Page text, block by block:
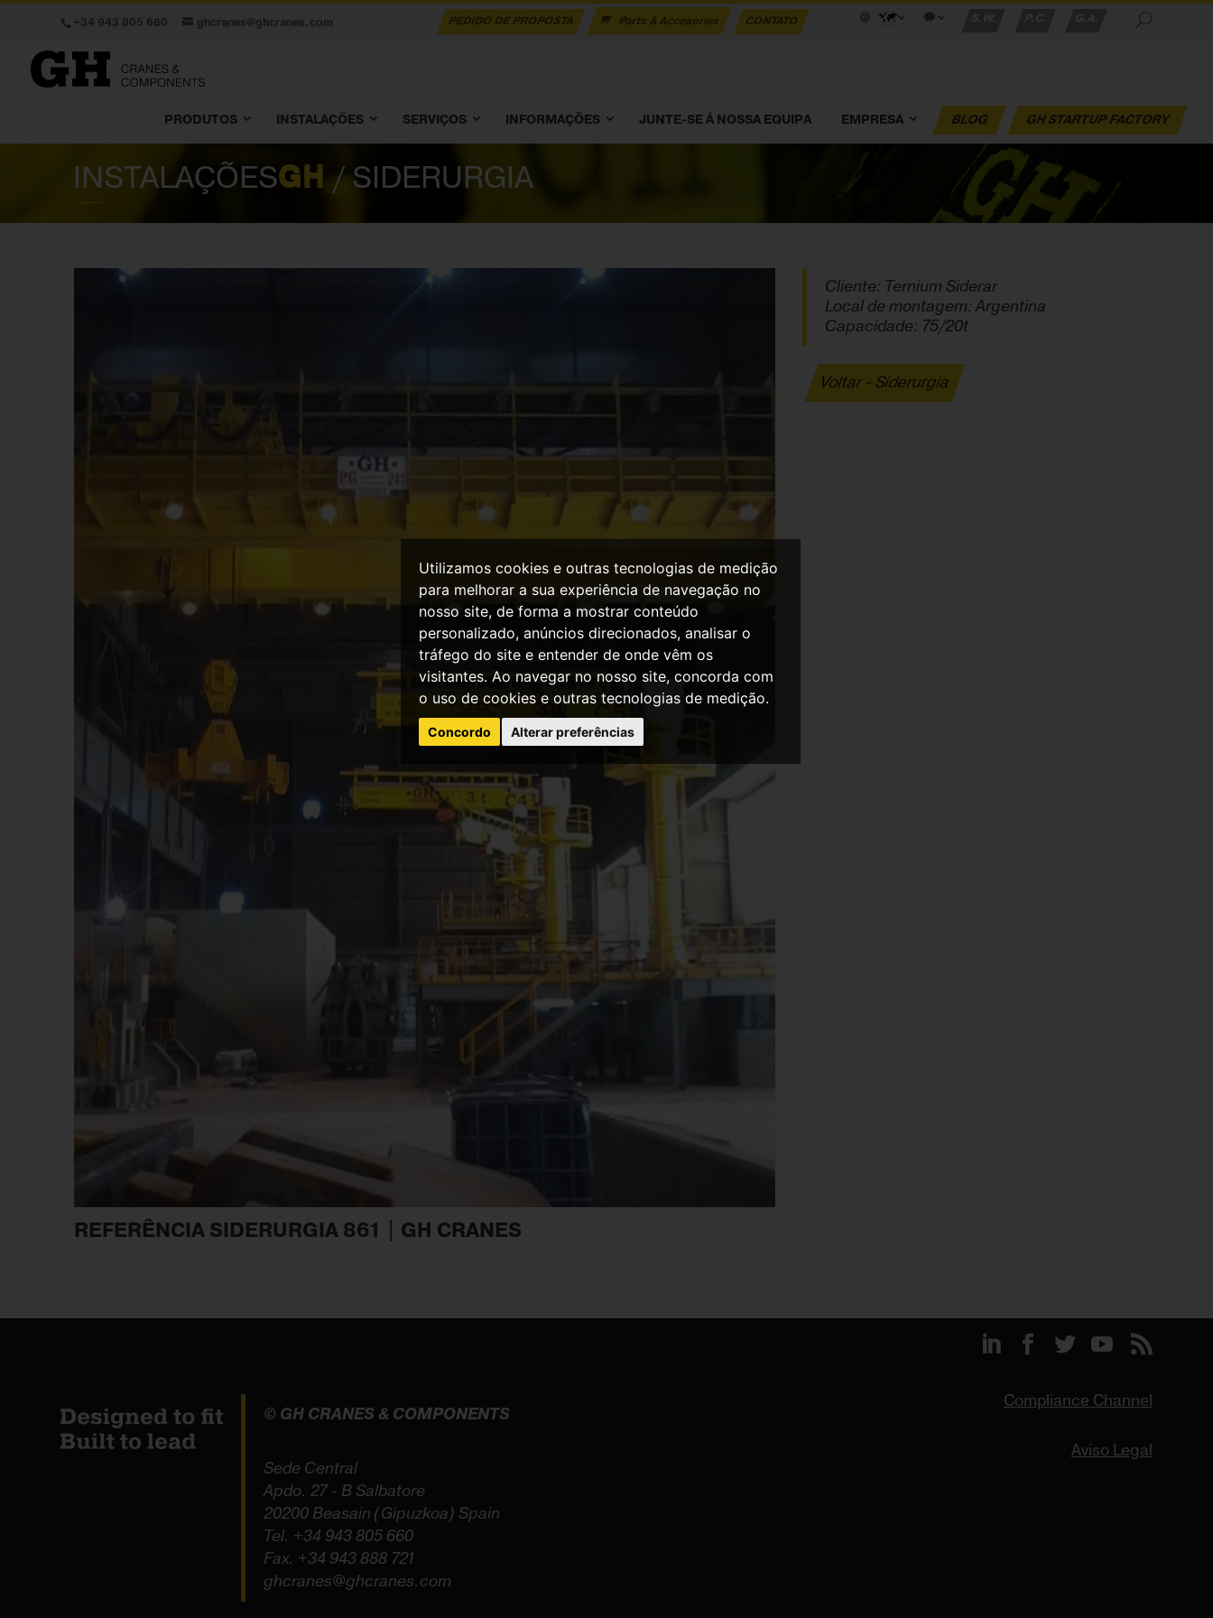
Utilizamos cookies e outras tecnologias de medição
para melhorar a sua experiência de navegação no
nosso site, de forma a mostrar conteúdo
personalizado, anúncios direcionados, analisar o
tráfego do site e entender de onde vêm os
visitantes. Ao navegar no nosso site, concorda com
o uso de cookies e outras tecnologias de medição.
Concordo Alterar preferências
+34 943 805 660 ghcranes@ghcranes.com PEDIDO DE PROPOSTA Parts & Accesories CONTATO
PRODUTOS INSTALAÇÕES SERVIÇOS INFORMAÇÕES JUNTE-SE À NOSSA EQUIPA EMPRESA BLOG GH STARTUP FACTORY
INSTALAÇÕESGH / SIDERURGIA
REFERÊNCIA SIDERURGIA 861 | GH CRANES
Cliente: Ternium Siderar
Local de montagem: Argentina
Capacidade: 75/20t
Voltar - Siderurgia
Compliance Channel
Aviso Legal
© GH CRANES & COMPONENTS
Sede Central
Apdo. 27 - B Salbatore
20200 Beasain (Gipuzkoa) Spain
Tel. +34 943 805 660
Fax. +34 943 888 721
ghcranes@ghcranes.com